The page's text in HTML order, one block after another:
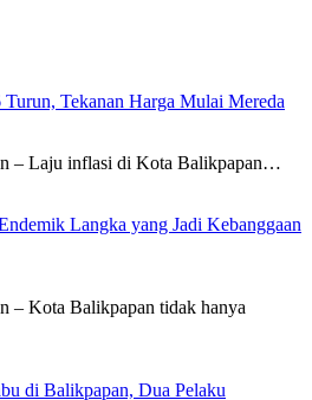
Tekanan Harga Mulai Mereda
– Laju inflasi di Kota Balikpapan…
Langka yang Jadi Kebanggaan
– Kota Balikpapan tidak hanya
di Balikpapan, Dua Pelaku